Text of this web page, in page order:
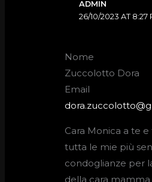
ADMIN
26/10/2023 AT 8:27
Nome
Zuccolotto Dora
Email
Cara Monica a te e
tutta le mie più
condoglianze per
della cara